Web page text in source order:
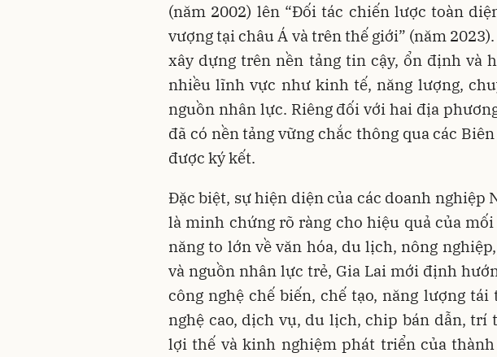
(năm 2002) lên “Đối tác chiến lược toàn
vượng tại châu Á và trên thế giới” (năm
xây dựng trên nền tảng tin cậy, ổn định và
nhiều lĩnh vực như kinh tế, năng lượng,
nguồn nhân lực. Riêng đối với hai địa
đã có nền tảng vững chắc thông qua các
được ký kết.
Đặc biệt, sự hiện diện của các doanh nghiệp
là minh chứng rõ ràng cho hiệu quả của
năng to lớn về văn hóa, du lịch, nông
và nguồn nhân lực trẻ, Gia Lai mới định
công nghệ chế biến, chế tạo, năng lượng tái
nghệ cao, dịch vụ, du lịch, chip bán dẫn, trí
lợi thế và kinh nghiệm phát triển của